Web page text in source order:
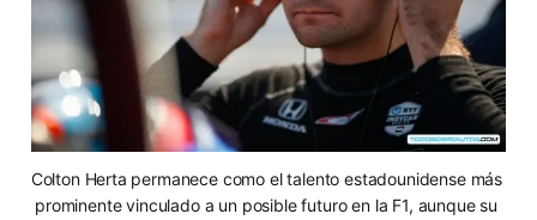
Colton Herta permanece como el talento estadounidense más
prominente vinculado a un posible futuro en la F1, aunque su